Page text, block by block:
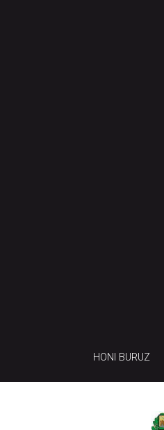
HONI BURUZ